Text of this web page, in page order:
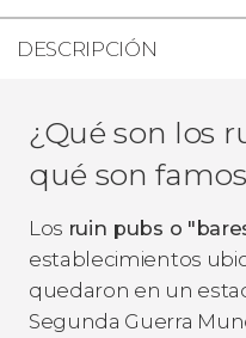
DESCRIPCIÓN
¿Qué son los
qué son
Los ruin pubs o
establecimientos
quedaron en un
Segunda Guerra